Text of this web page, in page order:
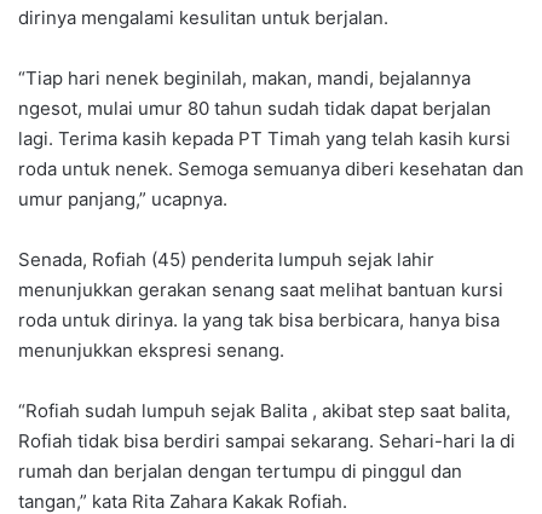
dirinya mengalami kesulitan untuk berjalan.
“Tiap hari nenek beginilah, makan, mandi, bejalannya
ngesot, mulai umur 80 tahun sudah tidak dapat berjalan
lagi. Terima kasih kepada PT Timah yang telah kasih kursi
roda untuk nenek. Semoga semuanya diberi kesehatan dan
umur panjang,” ucapnya.
Senada, Rofiah (45) penderita lumpuh sejak lahir
menunjukkan gerakan senang saat melihat bantuan kursi
roda untuk dirinya. Ia yang tak bisa berbicara, hanya bisa
menunjukkan ekspresi senang.
“Rofiah sudah lumpuh sejak Balita , akibat step saat balita,
Rofiah tidak bisa berdiri sampai sekarang. Sehari-hari Ia di
rumah dan berjalan dengan tertumpu di pinggul dan
tangan,” kata Rita Zahara Kakak Rofiah.